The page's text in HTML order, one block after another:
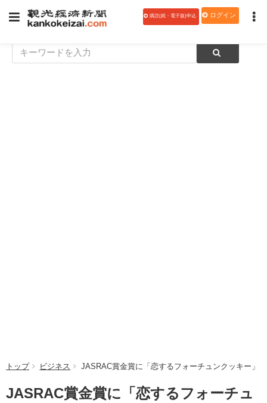
購読(紙・電子版)申込 ログイン
トップ ビジネス JASRAC賞金賞に「恋するフォーチュンクッキー」
JASRAC賞金賞に「恋するフォーチュ